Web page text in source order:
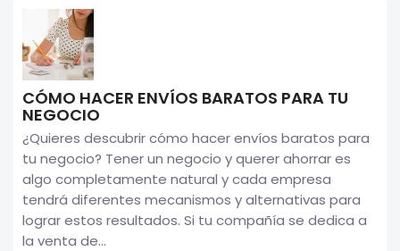
CÓMO HACER ENVÍOS BARATOS PARA TU
NEGOCIO
¿Quieres descubrir cómo hacer envíos baratos para
tu negocio? Tener un negocio y querer ahorrar es
algo completamente natural y cada empresa
tendrá diferentes mecanismos y alternativas para
lograr estos resultados. Si tu compañía se dedica a
la venta de...